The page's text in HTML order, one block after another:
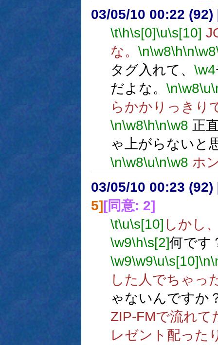
03/05/10 00:22 (92)
\t\h\s[0]\u\s[10]
な。 \n\w8\h\n\w8
タグ入れて、 \w4
だよな。 \n\w8\u
らかかりっきり
\n\w8\h\n\w8 正
ゃ上がらないと
\n\w8\u\n\w8 ホ
03/05/10 00:23 (92)
5][同意: 2]
\t\u\s[10] しかし
\w9\h\s[2]何です
\w9\w9\u\s[10]\n
した人でちゃっ
ゃないんですか
ZIP-FMで流れて
レゼント配った